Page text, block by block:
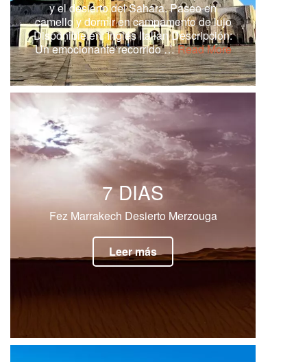
y el desierto del Sahara. Paseo en
camello y dormir en campamento de lujo
Disponible en: Inglés Italian Descripción:
Un emocionante recorrido …Read More
7 DIAS
Fez Marrakech Desierto Merzouga
Leer más